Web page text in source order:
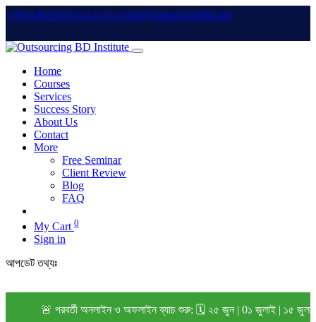
01950-96220701828-015102info@outsourcingbd.net
Home
Courses
Services
Success Story
About Us
Contact
More
Free Seminar
Client Review
Blog
FAQ
My Cart 0
Sign in
আপডেট তথ্যঃ
🚨 পরবর্তী অনলাইন ও অফলাইন ব্যাচ শুরু: 🗓️ ২৫ জুন | 0১ জুলাই | ১৫ জুলাই